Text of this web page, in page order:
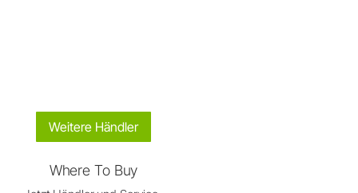
Weitere Händler
Where To Buy